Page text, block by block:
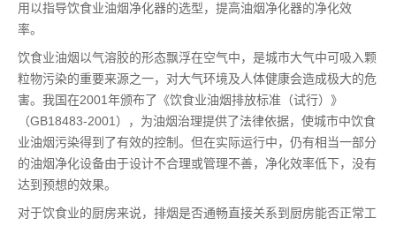
用以指导饮食业油烟净化器的选型，提高油烟净化器的净化效
率。
饮食业油烟以气溶胶的形态飘浮在空气中，是城市大气中可吸入颗
粒物污染的重要来源之一，对大气环境及人体健康会造成极大的危
害。我国在2001年颁布了《饮食业油烟排放标准（试行）》
（GB18483-2001），为油烟治理提供了法律依据，使城市中饮食
业油烟污染得到了有效的控制。但在实际运行中，仍有相当一部分
的油烟净化设备由于设计不合理或管理不善，净化效率低下，没有
达到预想的效果。
对于饮食业的厨房来说，排烟是否通畅直接关系到厨房能否正常工